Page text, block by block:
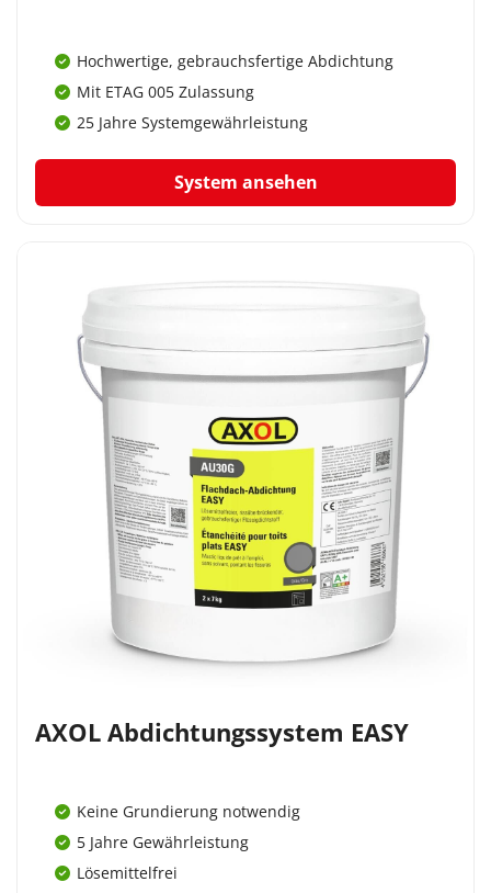
Hochwertige, gebrauchsfertige Abdichtung
Mit ETAG 005 Zulassung
25 Jahre Systemgewährleistung
System ansehen
AXOL Abdichtungssystem EASY
Keine Grundierung notwendig
5 Jahre Gewährleistung
Lösemittelfrei